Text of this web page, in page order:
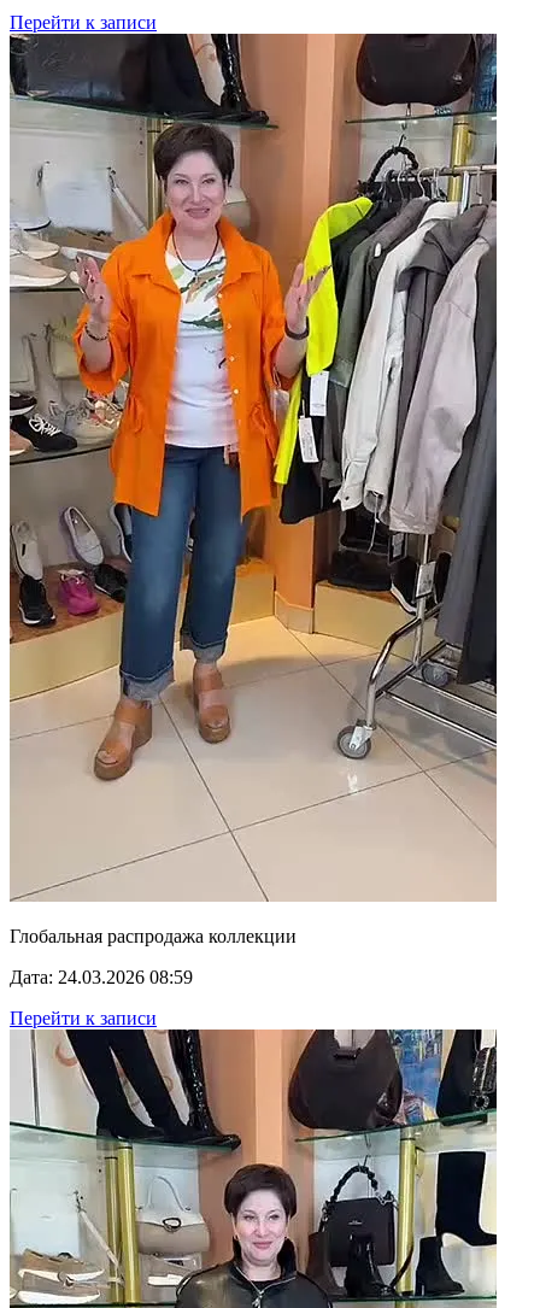
Перейти к записи
Глобальная распродажа коллекции
Дата: 24.03.2026 08:59
Перейти к записи